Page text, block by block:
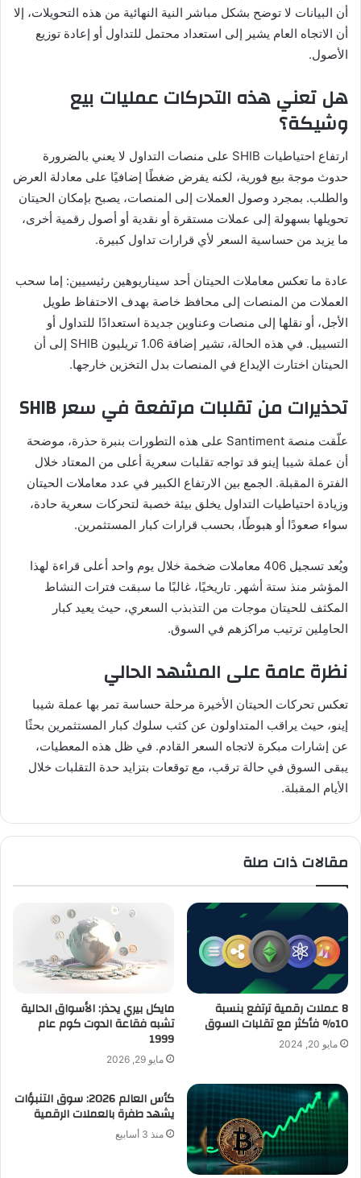
أن البيانات لا توضح بشكل مباشر النية النهائية من هذه التحويلات، إلا
أن الاتجاه العام يشير إلى استعداد محتمل للتداول أو إعادة توزيع
الأصول.
هل تعني هذه التحركات عمليات بيع
وشيكة؟
ارتفاع احتياطيات SHIB على منصات التداول لا يعني بالضرورة
حدوث موجة بيع فورية، لكنه يفرض ضغطًا إضافيًا على معادلة العرض
والطلب. بمجرد وصول العملات إلى المنصات، يصبح بإمكان الحيتان
تحويلها بسهولة إلى عملات مستقرة أو نقدية أو أصول رقمية أخرى،
ما يزيد من حساسية السعر لأي قرارات تداول كبيرة.
عادة ما تعكس معاملات الحيتان أحد سيناريوهين رئيسيين: إما سحب
العملات من المنصات إلى محافظ خاصة بهدف الاحتفاظ طويل
الأجل، أو نقلها إلى منصات وعناوين جديدة استعدادًا للتداول أو
التسييل. في هذه الحالة، تشير إضافة 1.06 تريليون SHIB إلى أن
الحيتان اختارت الإيداع في المنصات بدل التخزين خارجها.
تحذيرات من تقلبات مرتفعة في سعر SHIB
علّقت منصة Santiment على هذه التطورات بنبرة حذرة، موضحة
أن عملة شيبا إينو قد تواجه تقلبات سعرية أعلى من المعتاد خلال
الفترة المقبلة. الجمع بين الارتفاع الكبير في عدد معاملات الحيتان
وزيادة احتياطيات التداول يخلق بيئة خصبة لتحركات سعرية حادة،
سواء صعودًا أو هبوطًا، بحسب قرارات كبار المستثمرين.
ويُعد تسجيل 406 معاملات ضخمة خلال يوم واحد أعلى قراءة لهذا
المؤشر منذ ستة أشهر. تاريخيًا، غالبًا ما سبقت فترات النشاط
المكثف للحيتان موجات من التذبذب السعري، حيث يعيد كبار
الحامِلين ترتيب مراكزهم في السوق.
نظرة عامة على المشهد الحالي
تعكس تحركات الحيتان الأخيرة مرحلة حساسة تمر بها عملة شيبا
إينو، حيث يراقب المتداولون عن كثب سلوك كبار المستثمرين بحثًا
عن إشارات مبكرة لاتجاه السعر القادم. في ظل هذه المعطيات،
يبقى السوق في حالة ترقب، مع توقعات بتزايد حدة التقلبات خلال
الأيام المقبلة.
مقالات ذات صلة
8 عملات رقمية ترتفع بنسبة
10٪ فأكثر مع تقلبات السوق
مايو 20, 2024
مايكل بيري يحذر: الأسواق الحالية
تشبه فقاعة الدوت كوم عام
1999
مايو 29, 2026
كأس العالم 2026: سوق التنبؤات
يشهد طفرة بالعملات الرقمية
منذ 3 أسابيع